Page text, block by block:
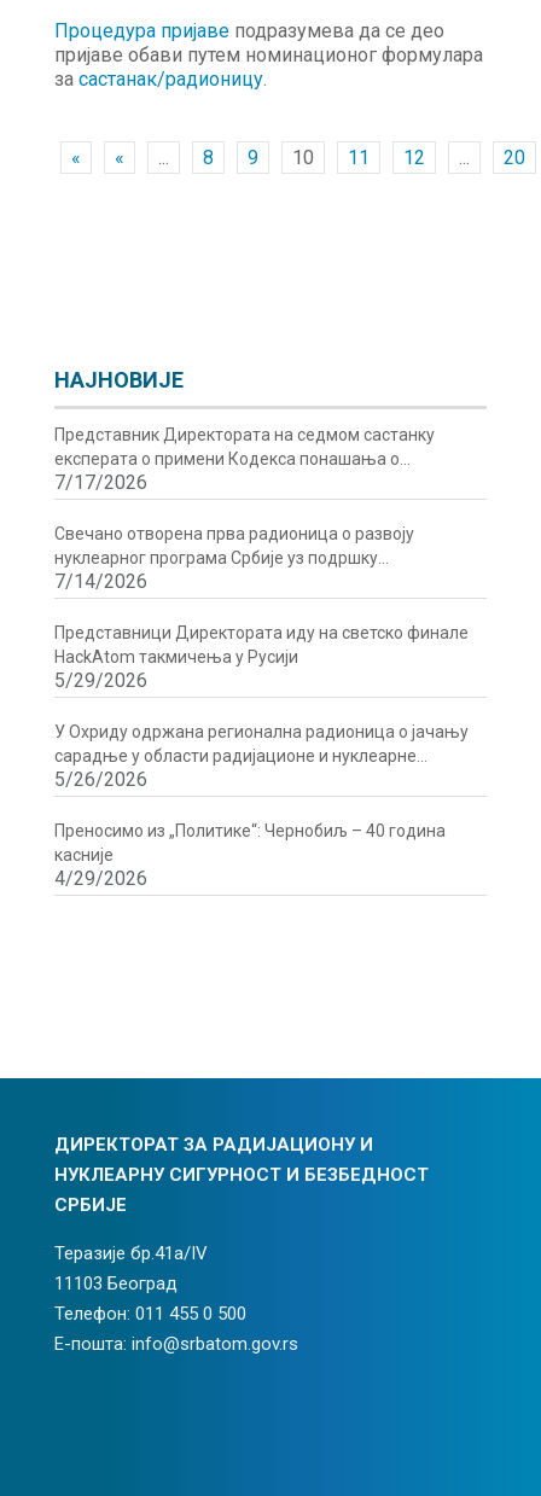
Процедура пријавеподразумева да се део
пријаве обави путем номинационог формулара
за састанак/радионицу.
« « ... 8 9 10 11 12 ... 20
НАЈНОВИЈЕ
Представник Директората на седмом састанку
експерата о примени Кодекса понашања о
сигурности и безбедности радиоактивних извора у
7/17/2026
Свечано отворена прва радионица о развоју
нуклеарног програма Србије уз подршку
Директората
7/14/2026
Представници Директората иду на светско финале
HackAtom такмичења у Русији
5/29/2026
У Охриду одржана регионална радионица о јачању
сарадње у области радијационе и нуклеарне
сигурности
5/26/2026
Преносимо из „Политике“: Чернобиљ – 40 година
касније
4/29/2026
ДИРЕКТОРАТ ЗА РАДИЈАЦИОНУ И
НУКЛЕАРНУ СИГУРНОСТ И БЕЗБЕДНОСТ
СРБИЈЕ
Теразије бр.41а/IV
11103 Београд
Телефон: 011 455 0 500
Е-пошта: info@srbatom.gov.rs